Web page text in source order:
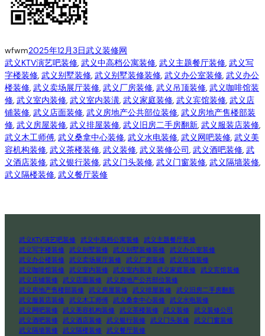
wfwm2025年12月3日武义装修网
武义KTV演艺吧装修, 武义中高档公寓装修, 武义主题餐厅装修, 武义写
字楼装修, 武义别墅装修, 武义别墅装修装修, 武义办公室装修, 武义办公
楼装修, 武义卖场展厅装修, 武义厂房装修, 武义吊顶装修, 武义咖啡馆装
修, 武义室内装修, 武义室内装潢, 武义家庭装修, 武义宾馆装修, 武义店
铺装修, 武义店面装修, 武义房地产公共部位装修, 武义房地产售楼部装
修, 武义房屋装修, 武义排屋装修, 武义旧房二手房翻新, 武义服装店装修
武义木工师傅, 武义桑拿中心装修, 武义水电装修, 武义网吧装修, 武义美
容机构装修, 武义茶楼装修, 武义装修, 武义装修公司, 武义酒吧装修, 武
义酒店装修, 武义银行装修, 武义门头装修, 武义门窗装修, 武义隔墙装修
武义隔楼装修, 武义餐厅装修
武义KTV演艺吧装修 武义中高档公寓装修
武义主题餐厅装修
武义写字楼装修
武义别墅装修 武义别墅装修装修
武义办公室装修
武义办公楼装修
武义卖场展厅装修 武义厂房装修
武义吊顶装修
武义咖啡馆装修
武义室内装修 武义室内装潢 武义家庭装修
武义宾馆装修
武义店铺装修
武义店面装修
武义房地产公共部位装修
武义房地产售楼部装修
武义房屋装修 武义排屋装修
武义旧房二手房翻新
武义服装店装修
武义木工师傅 武义桑拿中心装修
武义水电装修
武义网吧装修
武义美容机构装修 武义茶楼装修 武义装修
武义装修公司
武义酒吧装修
武义酒店装修 武义银行装修 武义门头装修
武义门窗装修
武义隔墙装修
武义隔楼装修 武义餐厅装修